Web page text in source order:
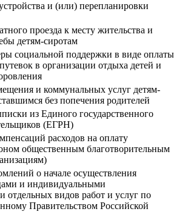
и (или) перепланировки
проезда к месту жительства и
детям-сиротам
социальной поддержки в виде оплаты
в организации отдыха детей и
и коммунальных услуг детям-
без попечения родителей
из Единого государственного
(ЕГРН)
расходов на оплату
общественным благотворительным
о начале осуществления
и индивидуальными
отдельных видов работ и услуг по
Правительством Российской